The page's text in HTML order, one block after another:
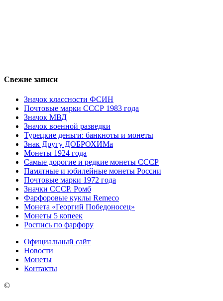
Свежие записи
Значок классности ФСИН
Почтовые марки СССР 1983 года
Значок МВД
Значок военной разведки
Турецкие деньги: банкноты и монеты
Знак Другу ДОБРОХИМа
Монеты 1924 года
Самые дорогие и редкие монеты СССР
Памятные и юбилейные монеты России
Почтовые марки 1972 года
Значки СССР. Ромб
Фарфоровые куклы Remeco
Монета «Георгий Победоносец»
Монеты 5 копеек
Роспись по фарфору
Официальный сайт
Новости
Монеты
Контакты
©